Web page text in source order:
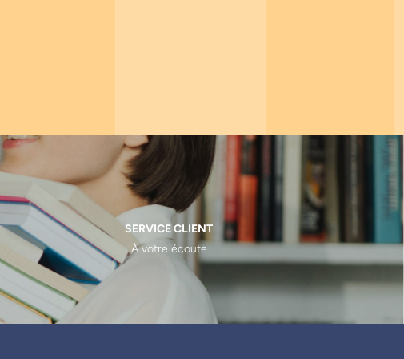
SERVICE CLIENT
À votre écoute